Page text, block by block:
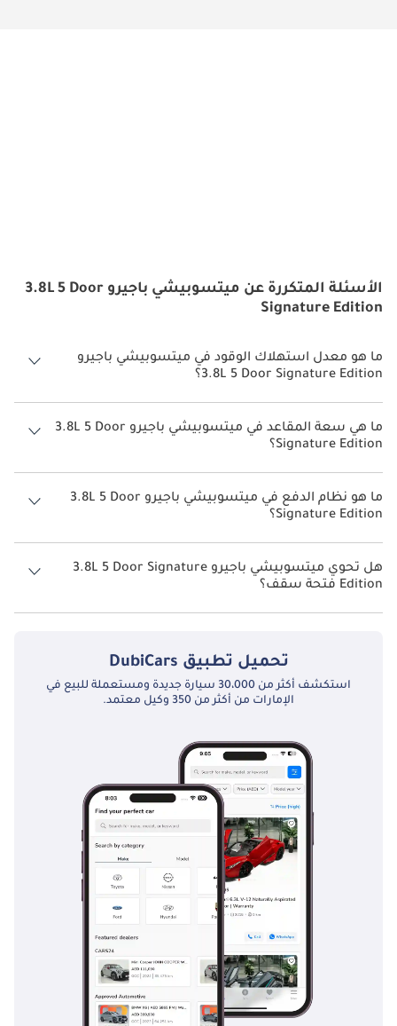
الأسئلة المتكررة عن ميتسوبيشي باجيرو 3.8L 5 Door
Signature Edition
ما هو معدل استهلاك الوقود في ميتسوبيشي باجيرو
3.8L 5 Door Signature Edition؟
يبلغ معدل استهلاك الوقود المقترح من الشركة المصنعة لسيارة
ميتسوبيشي باجيرو 2026 من 7.4 كم/ليتر - 7.7 كم/ليتر.
ما هي سعة المقاعد في ميتسوبيشي باجيرو 3.8L 5 Door
Signature Edition؟
تتسع ميتسوبيشي باجيرو 3.8L 5 Door Signature Edition لأ 7 أشخاص.
ما هو نظام الدفع في ميتسوبيشي باجيرو 3.8L 5 Door
Signature Edition؟
نظام الدفع في ميتسوبيشي باجيرو All Wheel Drive 3.8L 5 Door Signature
Edition.
هل تحوي ميتسوبيشي باجيرو 3.8L 5 Door Signature
Edition فتحة سقف؟
نعم توفر ميتسوبيشي باجيرو 3.8L 5 Door Signature Edition فتحة السقف
تحميل تطبيق DubiCars
استكشف أكثر من 30،000 سيارة جديدة ومستعملة للبيع في
الإمارات من أكثر من 350 وكيل معتمد.